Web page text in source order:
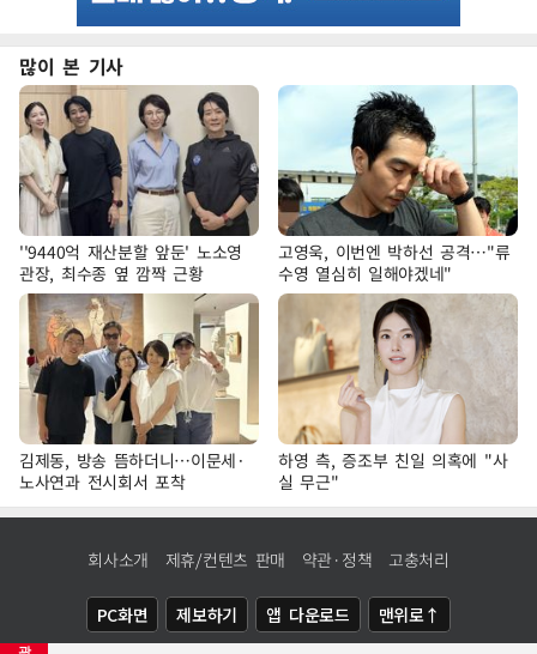
많이 본 기사
''9440억 재산분할 앞둔' 노소영
관장, 최수종 옆 깜짝 근황
고영욱, 이번엔 박하선 공격…"류
수영 열심히 일해야겠네"
김제동, 방송 뜸하더니…이문세·
노사연과 전시회서 포착
하영 측, 증조부 친일 의혹에 "사
실 무근"
회사소개 제휴/컨텐츠 판매 약관·정책 고충처리
PC화면 제보하기 앱 다운로드 맨위로↑